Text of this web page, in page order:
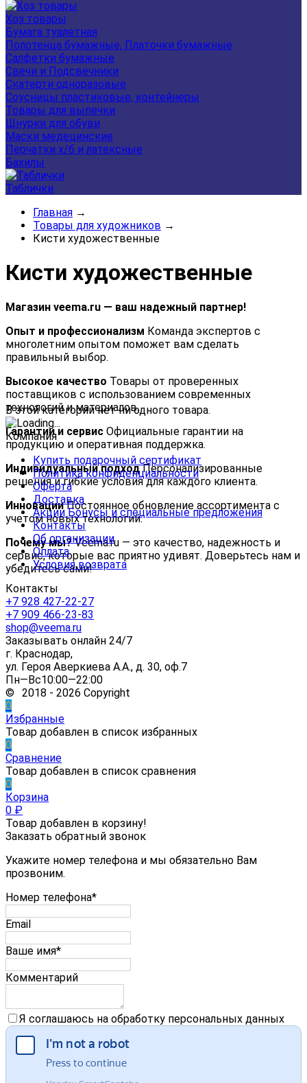
Хоз товары
Бумага туалетная
Полотенца бумажные, Платочки бумажные
Салфетки бумажные
Свечи и Подсвечники
Скатерти одноразовые
Соусницы пластиковые, контейнеры
Товары для выпечки
Шнурки для обуви
Маски медецинские
Перчатки х/б и латексные
Бахилы
Таблички
Главная →
Товары для художников →
Кисти художественные
Кисти художественные
Магазин veema.ru — ваш надежный партнер!
Опыт и профессионализм Команда экспертов с
многолетним опытом поможет вам сделать
правильный выбор.
Высокое качество Товары от проверенных
поставщиков с использованием современных
технологий и материалов.
Гарантии и сервис Официальные гарантии на
продукцию и оперативная поддержка.
Индивидуальный подходПерсонализированные
решения и гибкие условия для каждого клиента.
ИнновацииПостоянное обновление ассортимента с
учетом новых технологий.
Почему мы?Veema.ru — это качество, надежность и
сервис, которые вас приятно удивят. Доверьтесь нам и
убедитесь сами!
В этой категории нет ни одного товара.
Компания
Купить подарочный сертификат
Политика конфиденциальности
Оферта
Доставка
Акции Бонусы и специальные предложения
Контакты
Об организации
Оплата
Условия возврата
Контакты
+7 928 427-22-27
+7 909 466-23-83
shop@veema.ru
Заказывать онлайн 24/7
г. Краснодар,
ул. Героя Аверкиева А.А., д. 30, оф.7
Пн—Вс10:00—22:00
© 2018 - 2026 Copyright
0
Избранные
Товар добавлен в список избранных
0
Сравнение
Товар добавлен в список сравнения
0
Корзина
0 ₽
Товар добавлен в корзину!
Заказать обратный звонок
Укажите номер телефона и мы обязательно Вам
прозвоним.
Номер телефона*
Email
Ваше имя*
Комментарий
Я соглашаюсь на обработку персональных данных